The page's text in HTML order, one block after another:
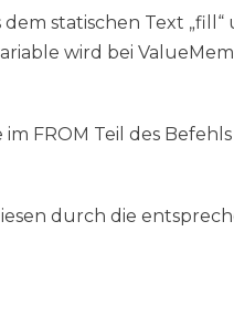
statischen Text „fill“
wird bei
FROM Teil des
durch die